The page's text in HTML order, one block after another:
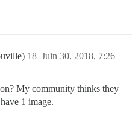
Juin 30, 2018, 7:26
18
My community thinks they
1 image.